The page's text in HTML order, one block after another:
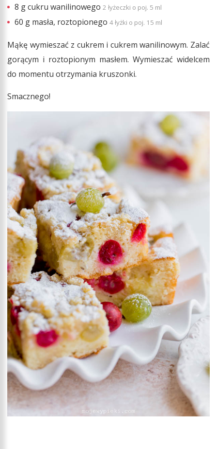
8 g cukru wanilinowego 2 łyżeczki o poj. 5 ml
60 g masła, roztopionego 4 łyżki o poj. 15 ml
Mąkę wymieszać z cukrem i cukrem wanilinowym. Zalać
gorącym i roztopionym masłem. Wymieszać widelcem
do momentu otrzymania kruszonki.
Smacznego!